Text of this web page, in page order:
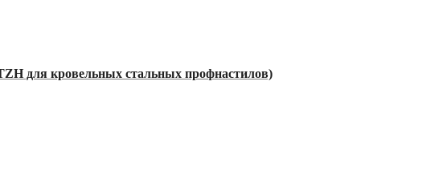
для кровельных стальных профнастилов)